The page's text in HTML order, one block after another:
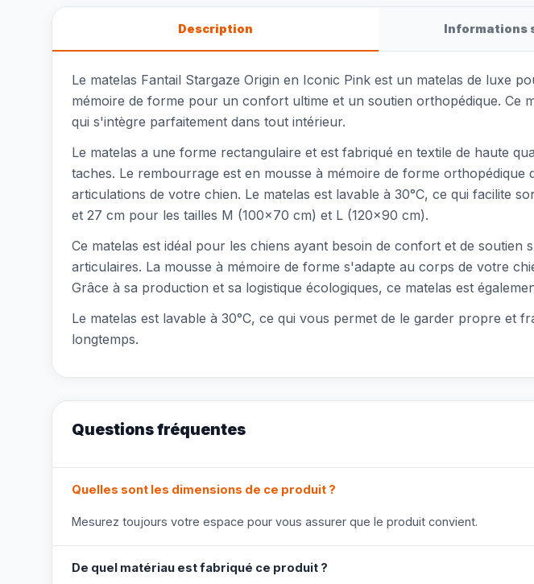
Description Informations
Le matelas Fantail Stargaze Origin en Iconic Pink est un matelas de luxe
mémoire de forme pour un confort ultime et un soutien orthopédique. Ce
qui s'intègre parfaitement dans tout intérieur.
Le matelas a une forme rectangulaire et est fabriqué en textile de haute
taches. Le rembourrage est en mousse à mémoire de forme
articulations de votre chien. Le matelas est lavable à 30°C, ce qui facilite
et 27 cm pour les tailles M (100x70 cm) et L (120x90 cm).
Ce matelas est idéal pour les chiens ayant besoin de confort et de
articulaires. La mousse à mémoire de forme s'adapte au corps de votre
Grâce à sa production et sa logistique écologiques, ce matelas est
Le matelas est lavable à 30°C, ce qui vous permet de le garder propre et
longtemps.
Questions fréquentes
Quelles sont les dimensions de ce produit ?
Mesurez toujours votre espace pour vous assurer que le produit convient.
De quel matériau est fabriqué ce produit ?